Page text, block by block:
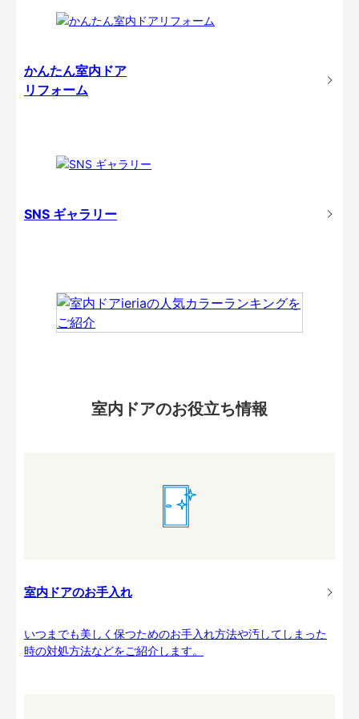
かんたん室内ドア
リフォーム
SNS ギャラリー
室内ドアのお役立ち情報
室内ドアのお手入れ
いつまでも美しく保つためのお手入れ方法や汚してしまった
時の対処方法などをご紹介します。